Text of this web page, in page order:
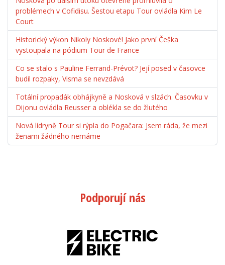
problémech v Cofidisu. Šestou etapu Tour ovládla Kim Le
Court
Historický výkon Nikoly Noskové! Jako první Češka
vystoupala na pódium Tour de France
Co se stalo s Pauline Ferrand-Prévot? Její posed v časovce
budil rozpaky, Visma se nevzdává
Totální propadák obhájkyně a Nosková v slzách. Časovku v
Dijonu ovládla Reusser a oblékla se do žlutého
Nová lídryně Tour si rýpla do Pogačara: Jsem ráda, že mezi
ženami žádného nemáme
Podporují nás